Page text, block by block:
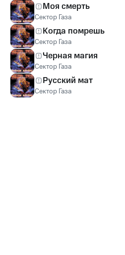
Моя смерть
Сектор Газа
Когда помрешь
Сектор Газа
Черная магия
Сектор Газа
Русский мат
Сектор Газа